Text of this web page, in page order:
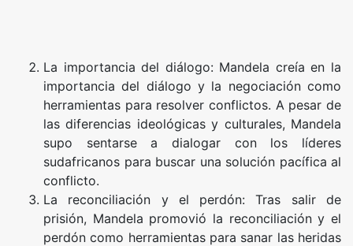
La importancia del diálogo: Mandela creía en la
importancia del diálogo y la negociación como
herramientas para resolver conflictos. A pesar de
las diferencias ideológicas y culturales, Mandela
supo sentarse a dialogar con los líderes
sudafricanos para buscar una solución pacífica al
conflicto.
La reconciliación y el perdón: Tras salir de
prisión, Mandela promovió la reconciliación y el
perdón como herramientas para sanar las heridas